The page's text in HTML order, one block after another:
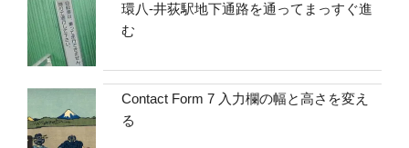
環八-井荻駅地下通路を通ってまっすぐ進
む
Contact Form 7 入力欄の幅と高さを変え
る